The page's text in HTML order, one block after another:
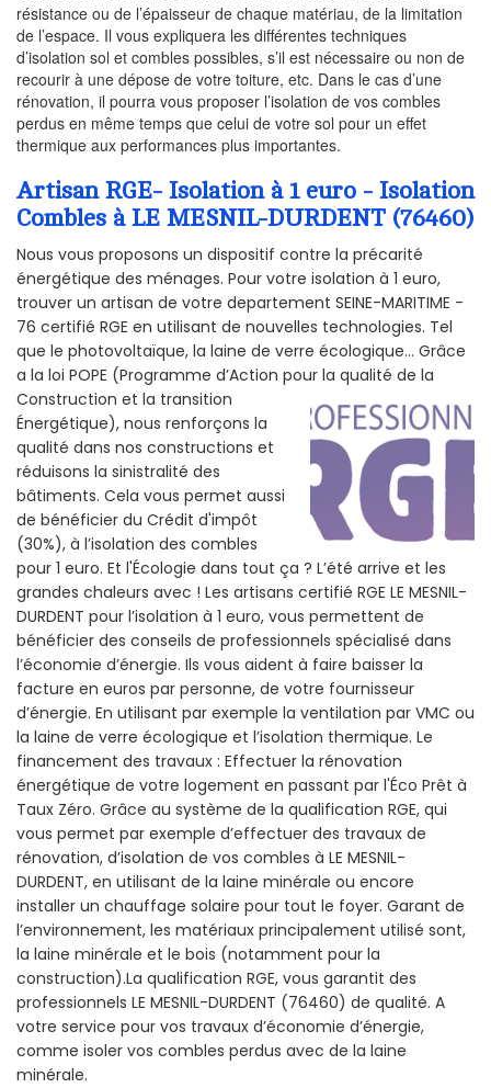
résistance ou de l’épaisseur de chaque matériau, de la limitation
de l’espace. Il vous expliquera les différentes techniques
d’isolation sol et combles possibles, s’il est nécessaire ou non de
recourir à une dépose de votre toiture, etc. Dans le cas d’une
rénovation, il pourra vous proposer l’isolation de vos combles
perdus en même temps que celui de votre sol pour un effet
thermique aux performances plus importantes.
Artisan RGE- Isolation à 1 euro - Isolation
Combles à LE MESNIL-DURDENT (76460)
Nous vous proposons un dispositif contre la précarité
énergétique des ménages. Pour votre isolation à 1 euro,
trouver un artisan de votre departement SEINE-MARITIME -
76 certifié RGE en utilisant de nouvelles technologies. Tel
que le photovoltaïque, la laine de verre écologique... Grâce
a la loi POPE (Programme d’Action pour la qualité de la
Construction et la transition
Énergétique), nous renforçons la
qualité dans nos constructions et
réduisons la sinistralité des
bâtiments. Cela vous permet aussi
de bénéficier du Crédit d'impôt
(30%), à l’isolation des combles
pour 1 euro. Et l'Écologie dans tout ça ? L’été arrive et les
grandes chaleurs avec ! Les artisans certifié RGE LE MESNIL-
DURDENT pour l’isolation à 1 euro, vous permettent de
bénéficier des conseils de professionnels spécialisé dans
l’économie d’énergie. Ils vous aident à faire baisser la
facture en euros par personne, de votre fournisseur
d’énergie. En utilisant par exemple la ventilation par VMC ou
la laine de verre écologique et l’isolation thermique. Le
financement des travaux : Effectuer la rénovation
énergétique de votre logement en passant par l'Éco Prêt à
Taux Zéro. Grâce au système de la qualification RGE, qui
vous permet par exemple d’effectuer des travaux de
rénovation, d’isolation de vos combles à LE MESNIL-
DURDENT, en utilisant de la laine minérale ou encore
installer un chauffage solaire pour tout le foyer. Garant de
l’environnement, les matériaux principalement utilisé sont,
la laine minérale et le bois (notamment pour la
construction).La qualification RGE, vous garantit des
professionnels LE MESNIL-DURDENT (76460) de qualité. A
votre service pour vos travaux d’économie d’énergie,
comme isoler vos combles perdus avec de la laine
minérale.